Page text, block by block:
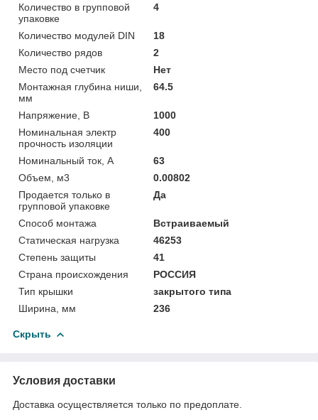
Количество в групповой
упаковке
4
Количество модулей DIN
18
Количество рядов
2
Место под счетчик
Нет
Монтажная глубина ниши,
мм
64.5
Напряжение, В
1000
Номинальная электр
прочность изоляции
400
Номинальный ток, А
63
Объем, м3
0.00802
Продается только в
групповой упаковке
Да
Способ монтажа
Встраиваемый
Статическая нагрузка
46253
Степень защиты
41
Страна происхождения
РОССИЯ
Тип крышки
закрытого типа
Ширина, мм
236
Скрыть
Условия доставки
Доставка осуществляется только по предоплате.